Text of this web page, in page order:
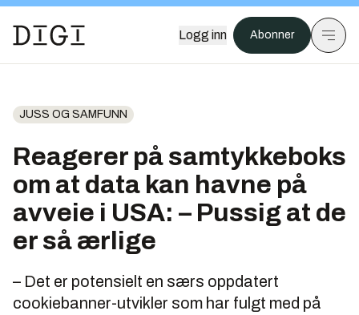
Logg inn Abonner
JUSS OG SAMFUNN
Reagerer på samtykkeboks
om at data kan havne på
avveie i USA: – Pussig at de
er så ærlige
– Det er potensielt en særs oppdatert
cookiebanner-utvikler som har fulgt med på